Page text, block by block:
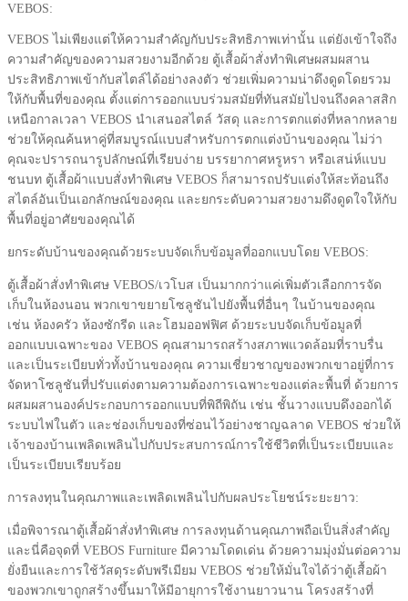
VEBOS:
VEBOS ไม่เพียงแต่ให้ความสำคัญกับประสิทธิภาพเท่านั้น แต่ยังเข้าใจถึง
ความสำคัญของความสวยงามอีกด้วย ตู้เสื้อผ้าสั่งทำพิเศษผสมผสาน
ประสิทธิภาพเข้ากับสไตล์ได้อย่างลงตัว ช่วยเพิ่มความน่าดึงดูดโดยรวม
ให้กับพื้นที่ของคุณ ตั้งแต่การออกแบบร่วมสมัยที่ทันสมัยไปจนถึงคลาสสิก
เหนือกาลเวลา VEBOS นำเสนอสไตล์ วัสดุ และการตกแต่งที่หลากหลาย
ช่วยให้คุณค้นหาคู่ที่สมบูรณ์แบบสำหรับการตกแต่งบ้านของคุณ ไม่ว่า
คุณจะปรารถนารูปลักษณ์ที่เรียบง่าย บรรยากาศหรูหรา หรือเสน่ห์แบบ
ชนบท ตู้เสื้อผ้าแบบสั่งทำพิเศษ VEBOS ก็สามารถปรับแต่งให้สะท้อนถึง
สไตล์อันเป็นเอกลักษณ์ของคุณ และยกระดับความสวยงามดึงดูดใจให้กับ
พื้นที่อยู่อาศัยของคุณได้
ยกระดับบ้านของคุณด้วยระบบจัดเก็บข้อมูลที่ออกแบบโดย VEBOS:
ตู้เสื้อผ้าสั่งทำพิเศษ VEBOS/เวโบส เป็นมากกว่าแค่เพิ่มตัวเลือกการจัด
เก็บในห้องนอน พวกเขาขยายโซลูชันไปยังพื้นที่อื่นๆ ในบ้านของคุณ
เช่น ห้องครัว ห้องซักรีด และโฮมออฟฟิศ ด้วยระบบจัดเก็บข้อมูลที่
ออกแบบเฉพาะของ VEBOS คุณสามารถสร้างสภาพแวดล้อมที่ราบรื่น
และเป็นระเบียบทั่วทั้งบ้านของคุณ ความเชี่ยวชาญของพวกเขาอยู่ที่การ
จัดหาโซลูชันที่ปรับแต่งตามความต้องการเฉพาะของแต่ละพื้นที่ ด้วยการ
ผสมผสานองค์ประกอบการออกแบบที่พิถีพิถัน เช่น ชั้นวางแบบดึงออกได้
ระบบไฟในตัว และช่องเก็บของที่ซ่อนไว้อย่างชาญฉลาด VEBOS ช่วยให้
เจ้าของบ้านเพลิดเพลินไปกับประสบการณ์การใช้ชีวิตที่เป็นระเบียบและ
เป็นระเบียบเรียบร้อย
การลงทุนในคุณภาพและเพลิดเพลินไปกับผลประโยชน์ระยะยาว:
เมื่อพิจารณาตู้เสื้อผ้าสั่งทำพิเศษ การลงทุนด้านคุณภาพถือเป็นสิ่งสำคัญ
และนี่คือจุดที่ VEBOS Furniture มีความโดดเด่น ด้วยความมุ่งมั่นต่อความ
ยั่งยืนและการใช้วัสดุระดับพรีเมียม VEBOS ช่วยให้มั่นใจได้ว่าตู้เสื้อผ้า
ของพวกเขาถูกสร้างขึ้นมาให้มีอายุการใช้งานยาวนาน โครงสร้างที่